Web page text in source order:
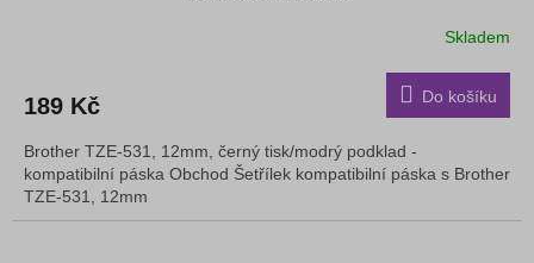
Skladem
189 Kč Do košíku
Brother TZE-531, 12mm, černý tisk/modrý podklad -
kompatibilní páska Obchod Šetřílek kompatibilní páska s Brother
TZE-531, 12mm